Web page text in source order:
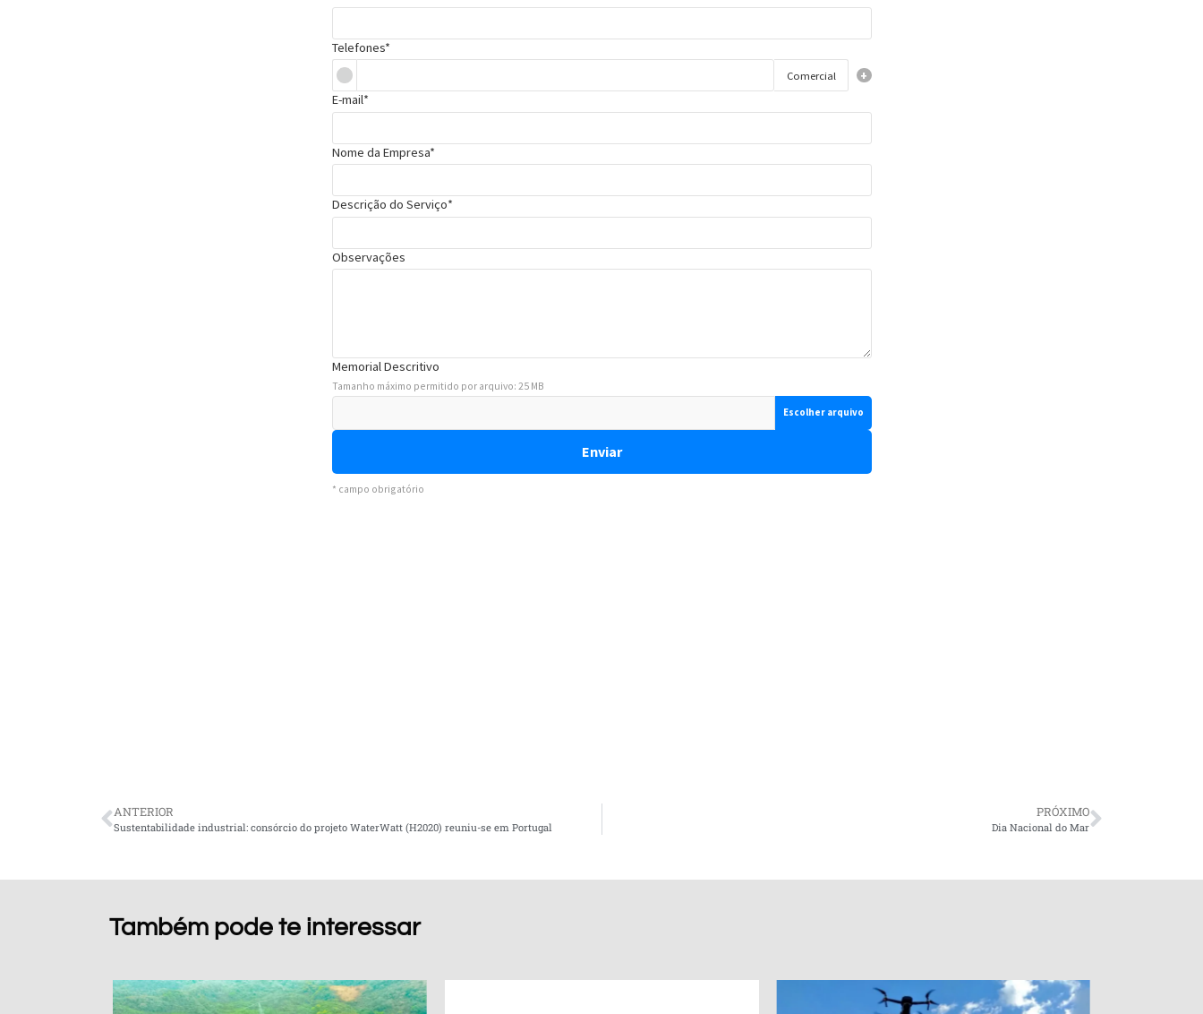
ANTERIOR
Sustentabilidade industrial: consórcio do projeto WaterWatt (H2020) reuniu-se em Portugal
PRÓXIMO
Dia Nacional do Mar
Também pode te interessar